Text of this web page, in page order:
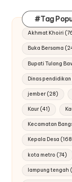
#Tag
Akhmat Khoiri
Buka Bersama
Bupati Tulang
Dinas pendidikan
jember (28)
Kaur (41)
Kecamatan
Kepala Desa
kota metro (74)
lampung tengah